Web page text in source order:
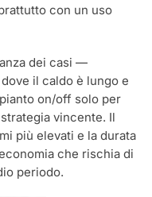
con un uso
dei casi —
il caldo è lungo e
on/off solo per
vincente. Il
più elevati e la durata
che rischia di
periodo.